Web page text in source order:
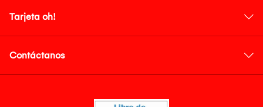
Tarjeta oh!
Contáctanos